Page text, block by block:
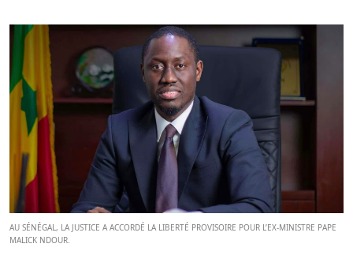
AU SÉNÉGAL, LA JUSTICE A ACCORDÉ LA LIBERTÉ PROVISOIRE POUR L’EX-MINISTRE PAPE
MALICK NDOUR.